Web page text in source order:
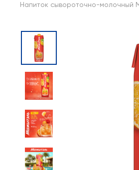
Напиток сывороточно-молочный